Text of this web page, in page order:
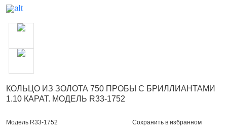
КОЛЬЦО ИЗ ЗОЛОТА 750 ПРОБЫ С БРИЛЛИАНТАМИ
1.10 КАРАТ. МОДЕЛЬ R33-1752
Модель R33-1752 Сохранить в избранном